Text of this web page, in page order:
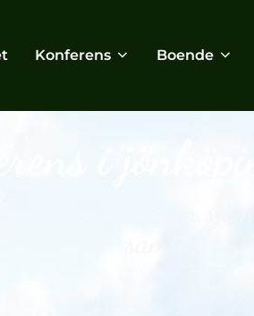
Konferens Boende
i
boende i en lugn